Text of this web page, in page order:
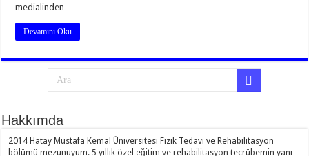
medialinden …
Devamını Oku
Hakkımda
2014 Hatay Mustafa Kemal Üniversitesi Fizik Tedavi ve Rehabilitasyon
bölümü mezunuyum. 5 yıllık özel eğitim ve rehabilitasyon tecrübemin yanı